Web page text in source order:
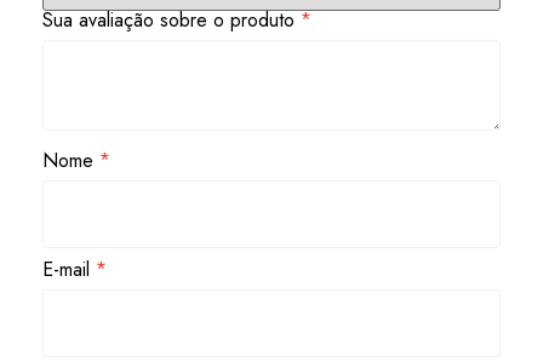
Sua avaliação sobre o produto*
Nome *
E-mail *